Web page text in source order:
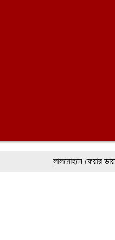
লালমোহনে ফেয়ার